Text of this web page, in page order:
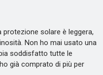
solare è leggera,
Non ho mai usato una
soddisfatto tutte le
già comprato di più per